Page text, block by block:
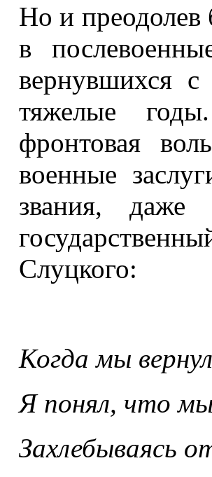
Но и преодолев
в
вернувшихся
тяжелые
фронтовая
военные
звания,
Слуцкого:
Когда мы
Я понял, что
Захлебываясь